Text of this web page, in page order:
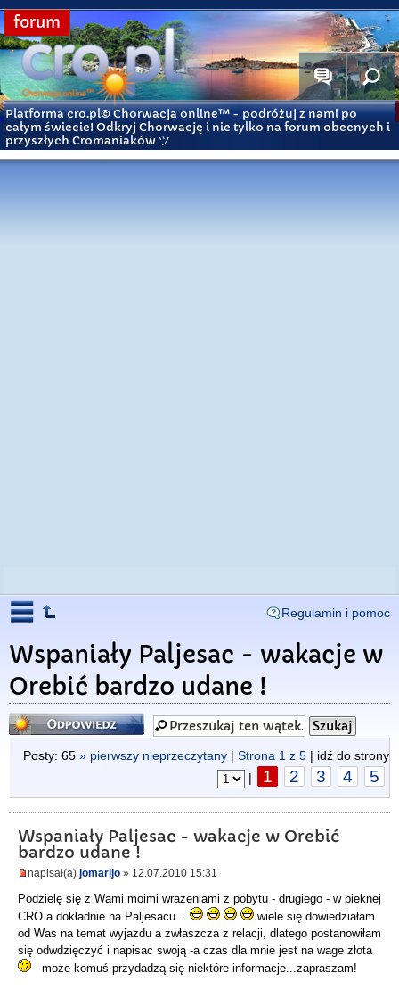
forum
Platforma cro.pl© Chorwacja online™ - podróżuj z nami po
całym świecie! Odkryj Chorwację i nie tylko na forum obecnych i
przyszłych Cromaniaków ツ
Regulamin i pomoc
Wspaniały Paljesac - wakacje w
Orebić bardzo udane !
Odpowiedz
Posty: 65 » pierwszy nieprzeczytany | Strona 1 z 5 | idź do strony
|
1 2 3 4 5
Wspaniały Paljesac - wakacje w Orebić
bardzo udane !
napisał(a) jomarijo » 12.07.2010 15:31
Podzielę się z Wami moimi wrażeniami z pobytu - drugiego - w pieknej
CRO a dokładnie na Paljesacu...
wiele się dowiedziałam
od Was na temat wyjazdu a zwłaszcza z relacji, dlatego postanowiłam
się odwdzięczyć i napisac swoją -a czas dla mnie jest na wage złota
- może komuś przydadzą się niektóre informacje...zapraszam!